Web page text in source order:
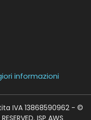
informazioni
IVA 13868590962 - ©